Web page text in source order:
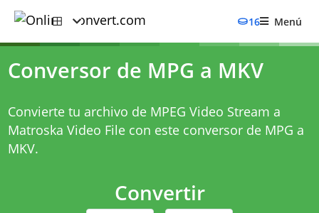
16 Menú
Conversor de MPG a MKV
Convierte tu archivo de MPEG Video Stream a
Matroska Video File con este conversor de MPG a
MKV.
Convertir